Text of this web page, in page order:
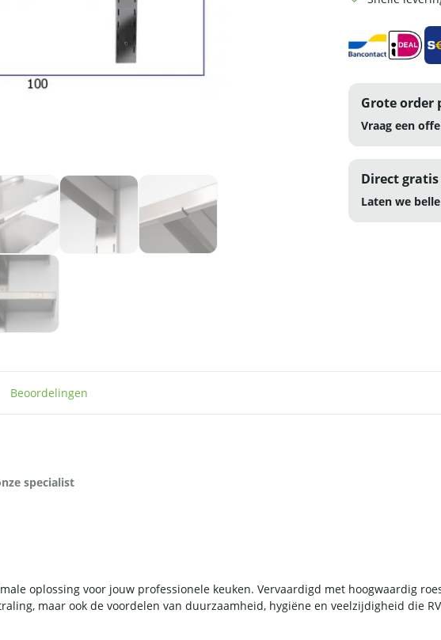
Grote order
Vraag een
Direct
Laten we
Beoordelingen
specialist
oplossing voor jouw professionele keuken. Vervaardigd met hoogwaardig
maar ook de voordelen van duurzaamheid, hygiëne en veelzijdigheid die